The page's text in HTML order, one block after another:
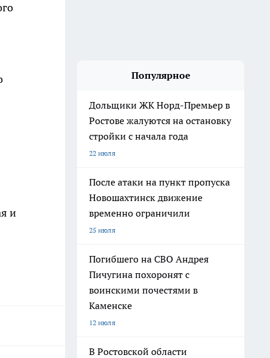
и
Популярное
Дольщики ЖК Норд-Премьер в
Ростове жалуются на остановку
стройки с начала года
22 июля
После атаки на пункт пропуска
Новошахтинск движение
временно ограничили
25 июля
Погибшего на СВО Андрея
Пичугина похоронят с
воинскими почестями в
Каменске
12 июля
В Ростовской области